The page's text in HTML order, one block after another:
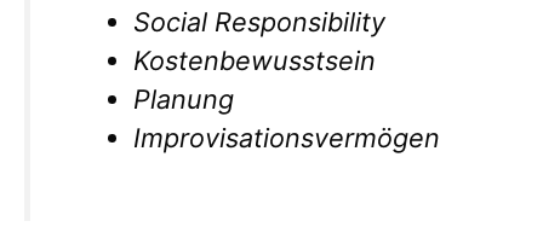
Social Responsibility
Kostenbewusstsein
Planung
Improvisationsvermögen